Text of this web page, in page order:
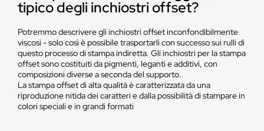
tipico degli inchiostri offset?
Potremmo descrivere gli inchiostri offset inconfondibilmente
viscosi - solo così è possibile trasportarli con successo sui rulli di
questo processo di stampa indiretta. Gli inchiostri per la stampa
offset sono costituiti da pigmenti, leganti e additivi, con
composizioni diverse a seconda del supporto.
La stampa offset di alta qualità è caratterizzata da una
riproduzione nitida dei caratteri e dalla possibilità di stampare in
colori speciali e in grandi formati